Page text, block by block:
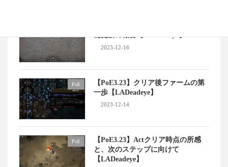
備更新の報告【LADeadeye】
2023-12-16
PoE
【PoE3.23】クリア後ファームの第
一歩【LADeadeye】
2023-12-14
PoE
【PoE3.23】Actクリア時点の所感
と、次のステップに向けて
【LADeadeye】